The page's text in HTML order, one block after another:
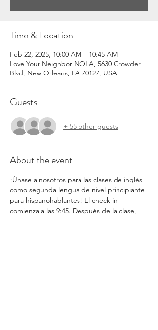
Time & Location
Feb 22, 2025, 10:00 AM – 10:45 AM
Love Your Neighbor NOLA, 5630 Crowder
Blvd, New Orleans, LA 70127, USA
Guests
+ 55 other guests
About the event
¡Únase a nosotros para las clases de inglés
como segunda lengua de nivel principiante
para hispanohablantes! El check in
comienza a las 9:45. Después de la clase,